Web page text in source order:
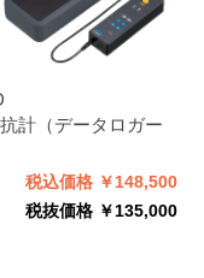
計（データロガー
税込価格 ￥148,500
税抜価格 ￥135,000